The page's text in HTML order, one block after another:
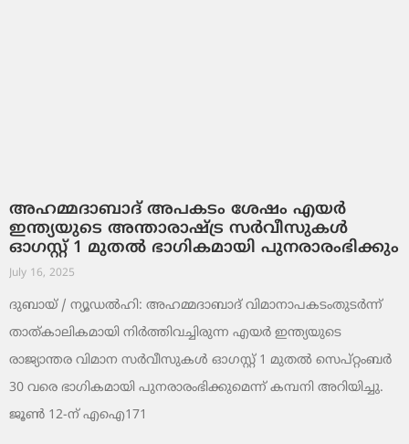
അഹമ്മദാബാദ് അപകടം ശേഷം എയർ
ഇന്ത്യയുടെ അന്താരാഷ്ട്ര സർവീസുകൾ
ഓഗസ്റ്റ് 1 മുതൽ ഭാഗികമായി പുനരാരംഭിക്കും
July 16, 2025
ദുബായ് / ന്യൂഡൽഹി: അഹമ്മദാബാദ് വിമാനാപകടംതുടർന്ന്
താത്കാലികമായി നിർത്തിവച്ചിരുന്ന എയർ ഇന്ത്യയുടെ
രാജ്യാന്തര വിമാന സർവീസുകൾ ഓഗസ്റ്റ് 1 മുതൽ സെപ്റ്റംബർ
30 വരെ ഭാഗികമായി പുനരാരംഭിക്കുമെന്ന് കമ്പനി അറിയിച്ചു.
ജൂൺ 12-ന് എഐ171